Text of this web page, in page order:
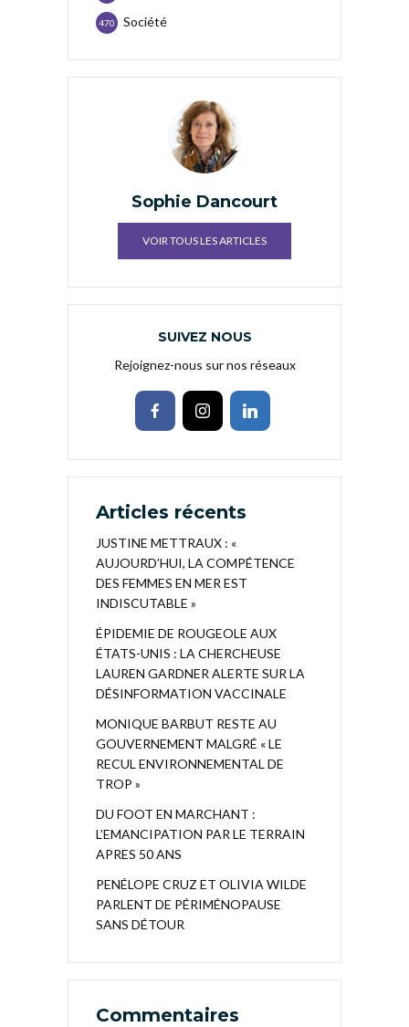
Société
470
Sophie Dancourt
VOIR TOUS LES ARTICLES
SUIVEZ NOUS
Rejoignez-nous sur nos réseaux
Articles récents
JUSTINE METTRAUX : «
AUJOURD’HUI, LA COMPÉTENCE
DES FEMMES EN MER EST
INDISCUTABLE »
ÉPIDEMIE DE ROUGEOLE AUX
ÉTATS-UNIS : LA CHERCHEUSE
LAUREN GARDNER ALERTE SUR LA
DÉSINFORMATION VACCINALE
MONIQUE BARBUT RESTE AU
GOUVERNEMENT MALGRÉ « LE
RECUL ENVIRONNEMENTAL DE
TROP »
DU FOOT EN MARCHANT :
L’EMANCIPATION PAR LE TERRAIN
APRES 50 ANS
PENÉLOPE CRUZ ET OLIVIA WILDE
PARLENT DE PÉRIMÉNOPAUSE
SANS DÉTOUR
Commentaires